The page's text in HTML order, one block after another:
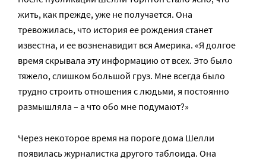
жить, как прежде, уже не получается. Она
тревожилась, что история ее рождения станет
известна, и ее возненавидит вся Америка. «Я долгое
время скрывала эту информацию от всех. Это было
тяжело, слишком большой груз. Мне всегда было
трудно строить отношения с людьми, я постоянно
размышляла – а что обо мне подумают?»
Через некоторое время на пороге дома Шелли
появилась журналистка другого таблоида. Она